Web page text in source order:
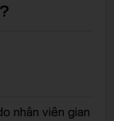
nhân viên gian